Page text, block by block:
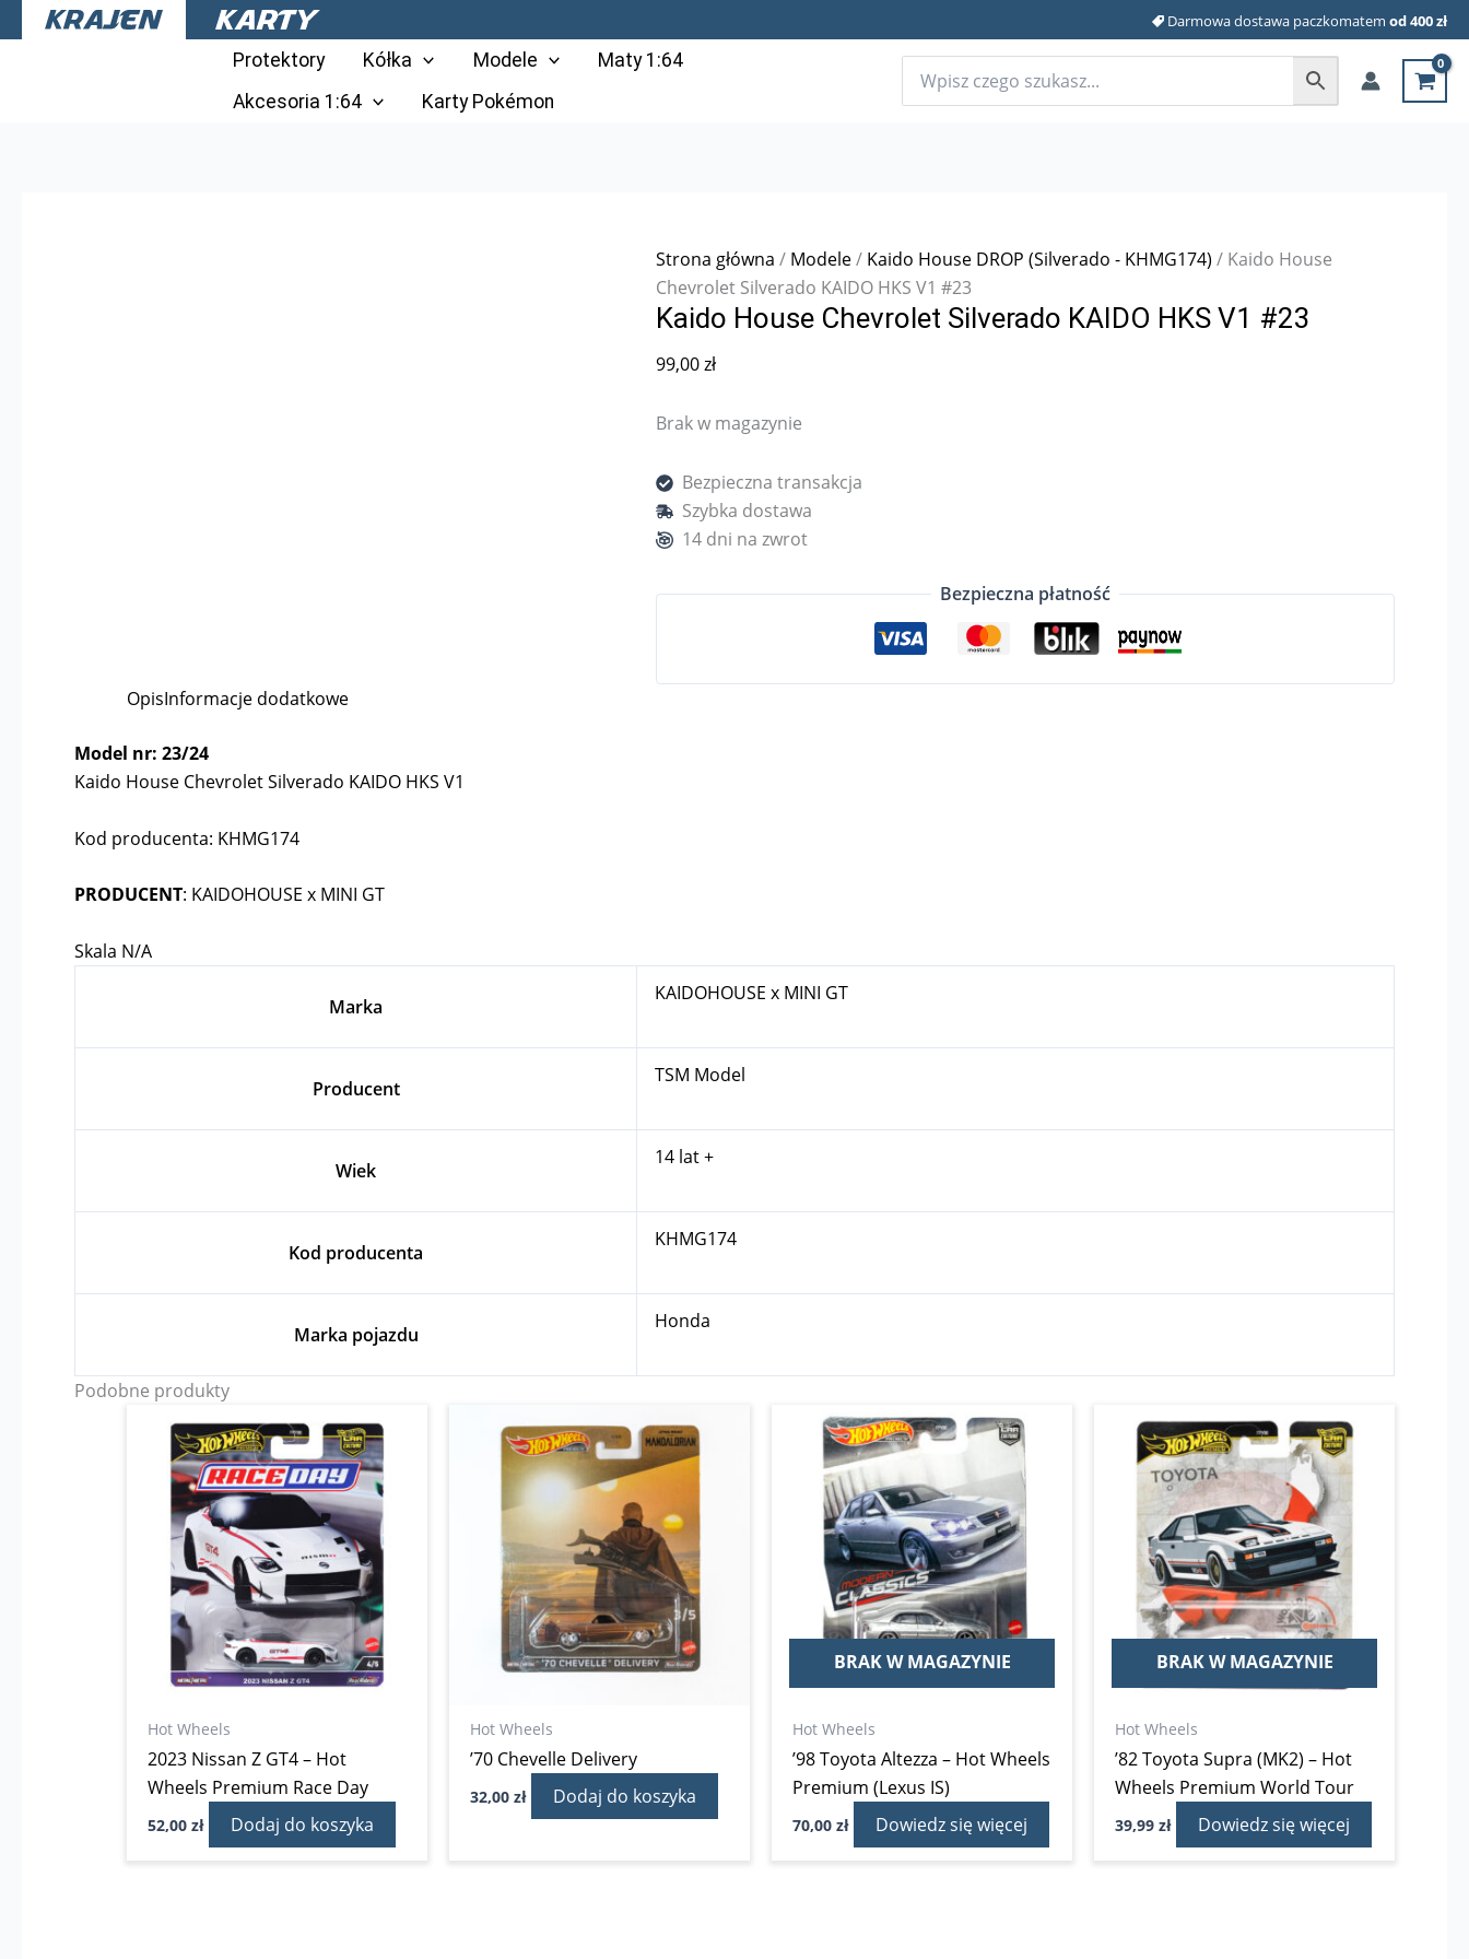
Przejdź
do
Darmowa dostawa paczkomatem od 400 zł
Protektory Kółka Modele
Maty 1:64
Akcesoria 1:64
Karty Pokémon
Strona główna / Modele/ Kaido House DROP (Silverado - KHMG174) / Kaido House
Chevrolet Silverado KAIDO HKS V1 #23
Kaido House Chevrolet Silverado KAIDO HKS V1 #23
99,00zł
Brak w magazynie
Bezpieczna transakcja
Szybka dostawa
14 dni na zwrot
Bezpieczna płatność
OpisInformacje dodatkowe
Model nr: 23/24
Kaido House Chevrolet Silverado KAIDO HKS V1
Kod producenta: KHMG174
PRODUCENT: KAIDOHOUSE x MINI GT
Skala N/A
Marka
KAIDOHOUSE x MINI GT
Producent
TSM Model
Wiek
14 lat +
Kod producenta
KHMG174
Marka pojazdu
Honda
Podobne produkty
Hot Wheels
2023 Nissan Z GT4 – Hot
Wheels Premium Race Day
52,00zł Dodaj do koszyka
Hot Wheels
’70 Chevelle Delivery
32,00zł Dodaj do koszyka
BRAK W MAGAZYNIE
Hot Wheels
’98 Toyota Altezza – Hot Wheels
Premium (Lexus IS)
70,00zł Dowiedz się więcej
BRAK W MAGAZYNIE
Hot Wheels
’82 Toyota Supra (MK2) – Hot
Wheels Premium World Tour
39,99zł Dowiedz się więcej